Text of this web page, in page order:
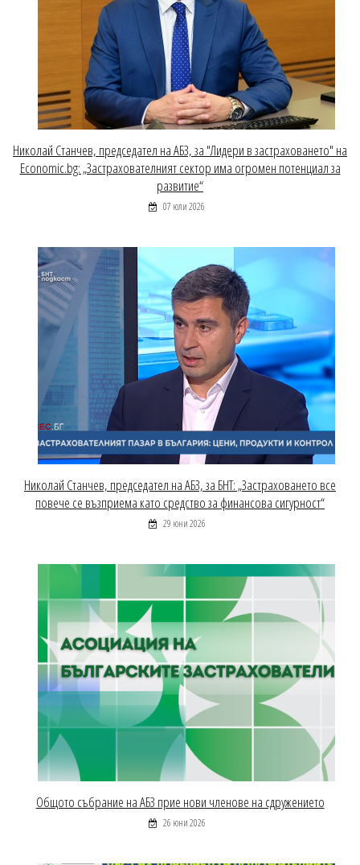
Николай Станчев, председател на АБЗ, за "Лидери в застраховането" на
Economic.bg: „Застрахователният сектор има огромен потенциал за
развитие“
07 юли 2026
Николай Станчев, председател на АБЗ, за БНТ: „Застраховането все
повече се възприема като средство за финансова сигурност“
29 юни 2026
Общото събрание на АБЗ прие нови членове на сдружението
26 юни 2026